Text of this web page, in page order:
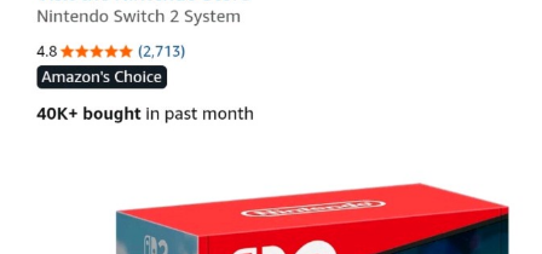
こ好きすぎるｗｗｗｗｗｗｗｗｗｗｗｗｗ
【艦これ】なんか調べたらE5めちゃくちゃ対地艦使うや
ん・・・
欧州「日本だけ反則だろ…」 世界の『日本びいき』にヨー
ロッパ全土から不満の声